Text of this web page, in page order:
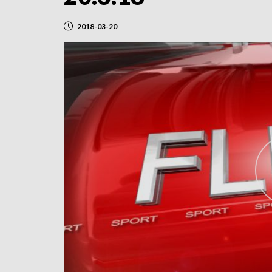
2018-03-20